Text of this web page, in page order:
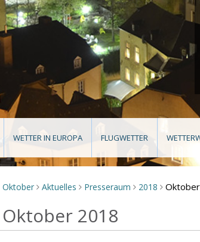
WETTER IN EUROPA FLUGWETTER
Oktober > Aktuelles > Presseraum > 2018 > Oktober
2018